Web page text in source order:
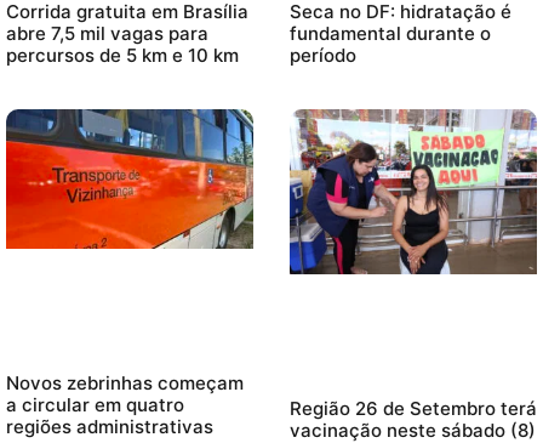
Corrida gratuita em Brasília
abre 7,5 mil vagas para
percursos de 5 km e 10 km
Seca no DF: hidratação é
fundamental durante o
período
Novos zebrinhas começam
a circular em quatro
regiões administrativas
Região 26 de Setembro terá
vacinação neste sábado (8)